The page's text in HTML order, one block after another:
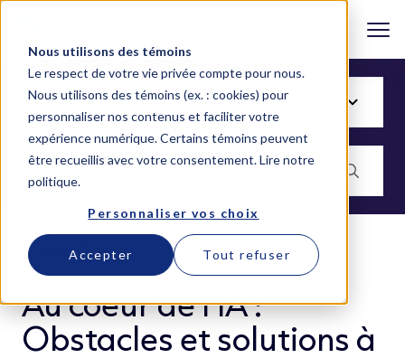
Nous utilisons des témoins
Le respect de votre vie privée compte pour nous.
Nous utilisons des témoins (ex. : cookies) pour
personnaliser nos contenus et faciliter votre
expérience numérique. Certains témoins peuvent
être recueillis avec votre consentement.Lire notre
politique.
Personnaliser vos choix
Accepter Tout refuser
BLOGUE
Au coeur de l’IA :
Obstacles et solutions à